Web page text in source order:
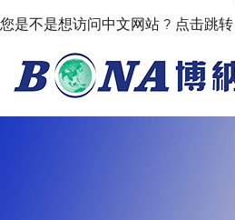
您是不是想访问中文网站 ? 点击跳转